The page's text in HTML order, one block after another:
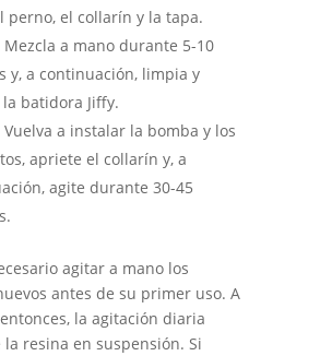
perno, el collarín y la tapa.
Mezcla a mano durante 5-10
y, a continuación, limpia y
batidora Jiffy.
Vuelva a instalar la bomba y los
apriete el collarín y, a
agite durante 30-45
agitar a mano los
antes de su primer uso. A
la agitación diaria
resina en suspensión. Si